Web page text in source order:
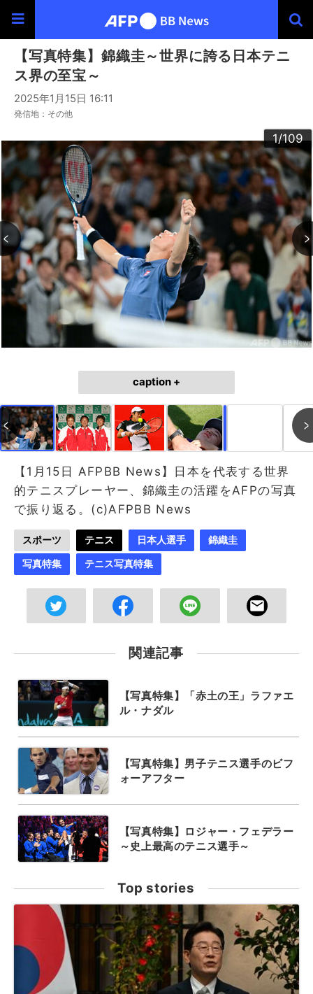
【写真特集】錦織圭～世界に誇る日本テニ
ス界の至宝～
2025年1月15日 16:11
発信地：その他
1/109
2/109
3/109
4/109
5/109
6/109
7/109
8/109
9/109
10/109
11/109
12/109
13/109
14/109
15/109
16/109
17/109
18/109
19/109
20/109
21/109
22/109
23/109
24/109
25/109
26/109
27/109
28/109
29/109
30/109
31/109
32/109
33/109
34/109
35/109
36/109
37/109
38/109
39/109
40/109
41/109
42/109
43/109
44/109
45/109
46/109
47/109
48/109
49/109
50/109
51/109
52/109
53/109
54/109
55/109
56/109
57/109
58/109
59/109
60/109
61/109
62/109
63/109
64/109
65/109
66/109
67/109
68/109
69/109
70/109
71/109
72/109
73/109
74/109
75/109
76/109
77/109
78/109
79/109
80/109
81/109
82/109
83/109
84/109
85/109
86/109
87/109
88/109
89/109
90/109
91/109
92/109
93/109
94/109
95/109
96/109
97/109
98/109
99/109
100/109
101/109
102/109
103/109
104/109
105/109
106/109
107/109
108/109
109/109
caption +
成中 画像作成中
【1月15日 AFPBB News】日本を代表する世界
的テニスプレーヤー、錦織圭の活躍をAFPの写真
で振り返る。(c)AFPBB News
スポーツ テニス 日本人選手 錦織圭
写真特集 テニス写真特集
関連記事
【写真特集】「赤土の王」ラファエ
ル・ナダル
【写真特集】男子テニス選手のビフ
ォーアフター
【写真特集】ロジャー・フェデラー
～史上最高のテニス選手～
Top stories